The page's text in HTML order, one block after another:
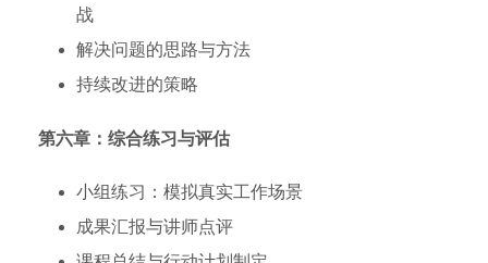
战
解决问题的思路与方法
持续改进的策略
第六章：综合练习与评估
小组练习：模拟真实工作场景
成果汇报与讲师点评